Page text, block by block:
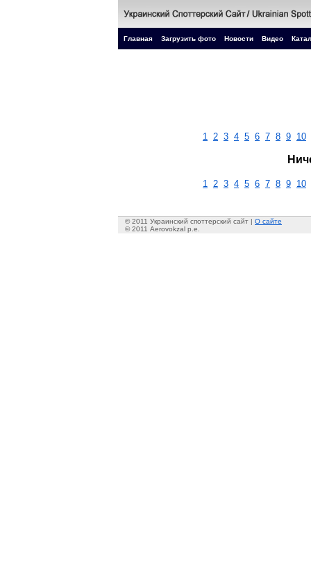
Главная Загрузить фото Новости Видео
1 2 3 4 5 6 7 8 9 10
1 2 3 4 5 6 7 8 9 10
© 2011 Украинский споттерский сайт | О сайте
© 2011 Aerovokzal p.e.